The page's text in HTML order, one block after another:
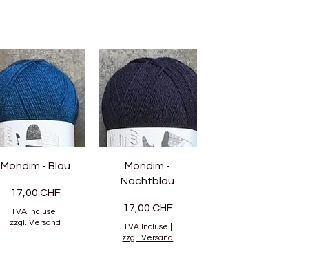
Mondim - Blau
Prix
17,00 CHF
TVA Incluse
zzgl. Versand
Mondim -
Nachtblau
Prix
17,00 CHF
TVA Incluse
zzgl. Versand